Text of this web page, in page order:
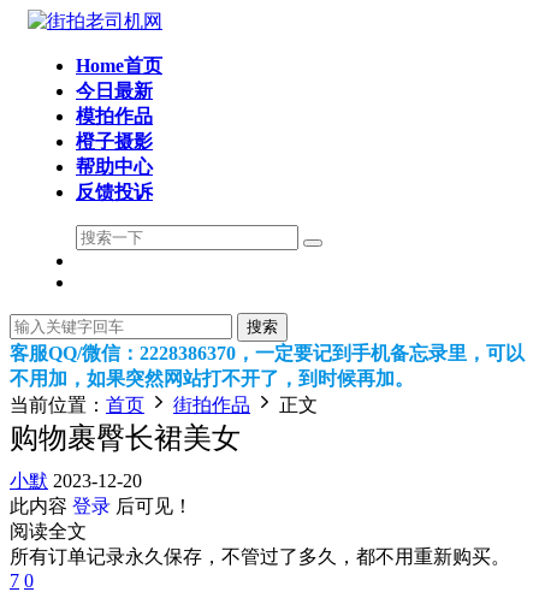
Home首页
今日最新
模拍作品
橙子摄影
帮助中心
反馈投诉
搜索
客服QQ/微信：2228386370，一定要记到手机备忘录里，可以
不用加，如果突然网站打不开了，到时候再加。
当前位置： 首页 街拍作品 正文
购物裹臀长裙美女
小默 2023-12-20
此内容 登录 后可见！
阅读全文
所有订单记录永久保存，不管过了多久，都不用重新购买。
7 0